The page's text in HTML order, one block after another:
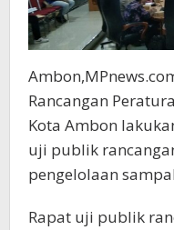
Rancangan
Kota Ambon
uji publik
pengelolaan
Rapat uji publik